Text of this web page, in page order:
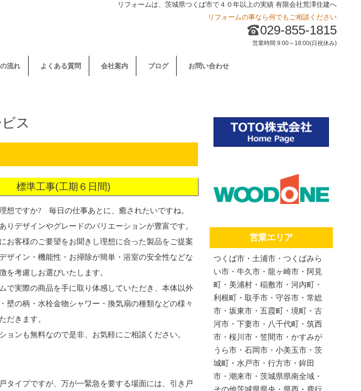
リフォームは、茨城県つくば市で４０年以上の実績 有限会社荒澤住建へ
リフォームの事なら何でもご相談ください
029-855-1815
営業時間 9:00～18:00(日祝休み)
流れ よくある質問 会社案内 ブログ お問い合わせ
ス
標準工事(工期６日間)
想ですか? 毎日の仕事あとに、癒されたいですね。
りデザインやグレードのバリエーションが豊富です。
お客様のご要望をお聞きし理想に合った製品をご提案
ザイン・機能性・お掃除が簡単・浴室の安全性などな
を考慮しお選びいたします。
で実際の商品を手に取り体感していただき、本体以外
壁の柄・水栓金物シャワー・換気扇の種類などの様々
だきます。
ョンも無料なので是非、お気軽にご相談ください。
タイプですが、万が一緊急を要する場面には、引き戸
営業エリア
つくば市・土浦市・つくばみら
い市・牛久市・龍ヶ崎市・阿見
町・美浦村・稲敷市・河内町・
利根町・取手市・守谷市・常総
市・坂東市・五霞町・境町・古
河市・下妻市・八千代町・筑西
市・桜川市・笠間市・かすみが
うら市・石岡市・小美玉市・茨
城町・水戸市・行方市・鉾田
市・潮来市・茨城県県南全域・